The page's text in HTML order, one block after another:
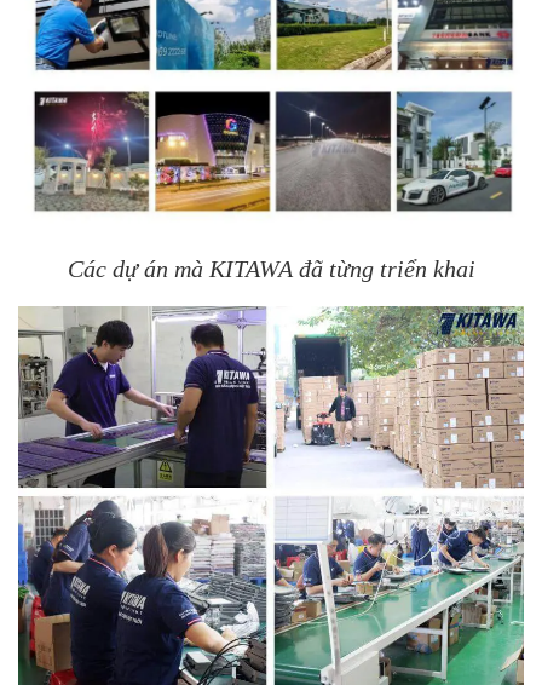
Các dự án mà KITAWA đã từng triển khai